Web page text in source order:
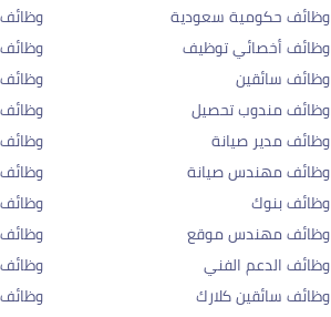
وظائف حكومية سعودية
وظائف أخصائي توظيف
وظائف سائقين
وظائف
وظائف مندوب تحصيل
وظائف مدير صيانة
وظائف
وظائف مهندس صيانة
وظائف
وظائف بنوك
وظائف مهندس موقع
وظائف الدعم الفني
وظائف
وظائف سائقين كلارك